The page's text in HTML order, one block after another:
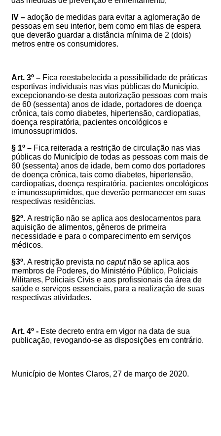
IV – adoção de medidas para evitar a aglomeração de
pessoas em seu interior, bem como em filas de espera
que deverão guardar a distância mínima de 2 (dois)
metros entre os consumidores.
Art. 3º – Fica reestabelecida a possibilidade de práticas
esportivas individuais nas vias públicas do Município,
excepcionando-se desta autorização pessoas com mais
de 60 (sessenta) anos de idade, portadores de doença
crônica, tais como diabetes, hipertensão, cardiopatias,
doença respiratória, pacientes oncológicos e
imunossuprimidos.
§ 1º – Fica reiterada a restrição de circulação nas vias
públicas do Município de todas as pessoas com mais de
60 (sessenta) anos de idade, bem como dos portadores
de doença crônica, tais como diabetes, hipertensão,
cardiopatias, doença respiratória, pacientes oncológicos
e imunossuprimidos, que deverão permanecer em suas
respectivas residências.
§2º. A restrição não se aplica aos deslocamentos para
aquisição de alimentos, gêneros de primeira
necessidade e para o comparecimento em serviços
médicos.
§3º. A restrição prevista no caputnão se aplica aos
membros de Poderes, do Ministério Público, Policiais
Militares, Policiais Civis e aos profissionais da área de
saúde e serviços essenciais, para a realização de suas
respectivas atividades.
Art. 4º - Este decreto entra em vigor na data de sua
publicação, revogando-se as disposições em contrário.
Município de Montes Claros, 27 de março de 2020.